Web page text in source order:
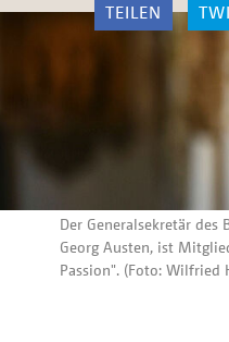
TEILEN
Der Generalsekretär
Georg Austen, ist
Passion". (Foto: Wilfried